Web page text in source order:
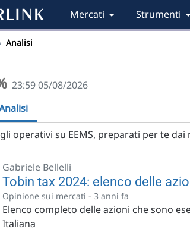
Mercati Strumenti
Analisi
23:59 05/08/2026
operativi su EEMS, preparati per te
Gabriele Bellelli
Tobin tax 2024: elenco delle
Opinione sui mercati - 3 anni fa
Elenco completo delle azioni che sono
Italiana